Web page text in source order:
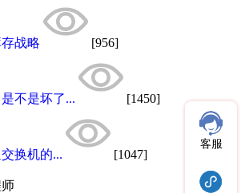
战略 [956]
不是坏了... [1450]
换机的... [1047]
客服